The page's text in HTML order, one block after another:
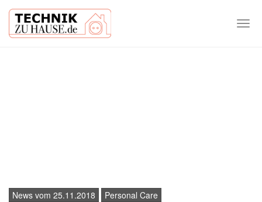
News vom 25.11.2018 Personal Care